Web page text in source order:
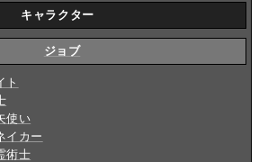
キャラクター
ジョブ
ト
使い
イカー
術士